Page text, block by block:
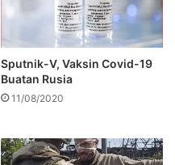
Sputnik-V, Vaksin Covid-19
Buatan Rusia
11/08/2020